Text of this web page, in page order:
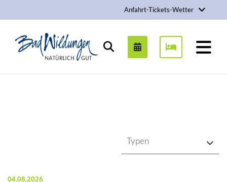
Anfahrt-Tickets-Wetter
Stadt Bad Wildungen
Suchen
Typen
Veröffentlicht am:
04.08.2026